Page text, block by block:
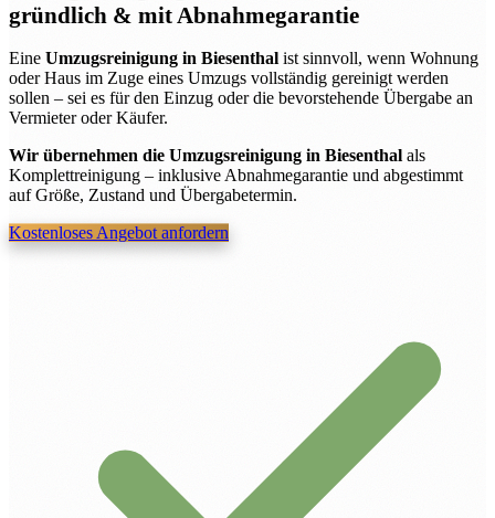
gründlich & mit Abnahmegarantie
Eine Umzugsreinigung in Biesenthal ist sinnvoll, wenn Wohnung
oder Haus im Zuge eines Umzugs vollständig gereinigt werden
sollen – sei es für den Einzug oder die bevorstehende Übergabe an
Vermieter oder Käufer.
Wir übernehmen die Umzugsreinigung in Biesenthal als
Komplettreinigung – inklusive Abnahmegarantie und abgestimmt
auf Größe, Zustand und Übergabetermin.
Kostenloses Angebot anfordern